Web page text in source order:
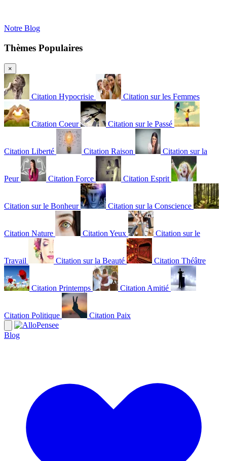
Notre Blog
Thèmes Populaires
×
Citation Hypocrisie Citation sur les Femmes
Citation Coeur Citation sur le Passé
Citation Liberté Citation Raison Citation sur la
Peur Citation Force Citation Esprit
Citation sur le Bonheur Citation sur la Conscience
Citation Nature Citation Yeux Citation sur le
Travail Citation sur la Beauté Citation Théâtre
Citation Printemps Citation Amitié
Citation Politique Citation Paix
Blog